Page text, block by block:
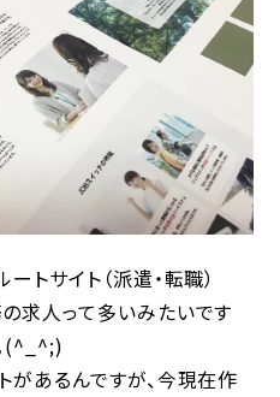
トサイト（派遣・転職）
求人って多いみたいです
(^_^;)
があるんですが、今現在作